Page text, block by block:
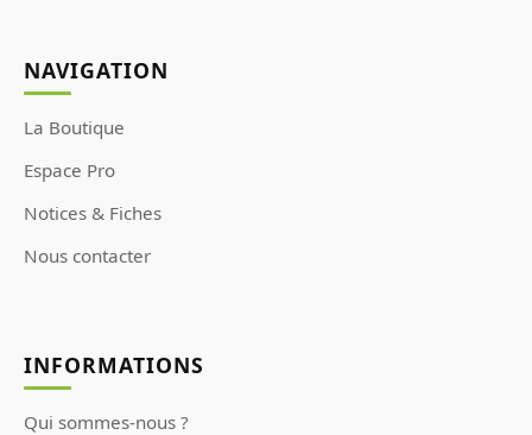
NAVIGATION
La Boutique
Espace Pro
Notices & Fiches
Nous contacter
INFORMATIONS
Qui sommes-nous ?